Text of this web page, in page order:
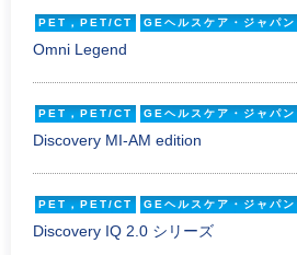
PET，PET/CT GEヘルスケア・ジャパン
Omni Legend
PET，PET/CT GEヘルスケア・ジャパン
Discovery MI-AM edition
PET，PET/CT GEヘルスケア・ジャパン
Discovery IQ 2.0 シリーズ